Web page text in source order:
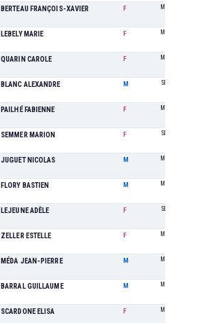
BERTEAU FRANÇOIS-XAVIER F M1
LEBELY MARIE F M1
QUARIN CAROLE F M2
BLANC ALEXANDRE M SE
PAILHÉ FABIENNE F M3
SEMMER MARION F SE
JUGUET NICOLAS M M1
FLORY BASTIEN M M0
LEJEUNE ADÈLE F SE
ZELLER ESTELLE F M2
MÉDA JEAN-PIERRE M M7
BARRAL GUILLAUME M M2
SCARDONE ELISA F M3